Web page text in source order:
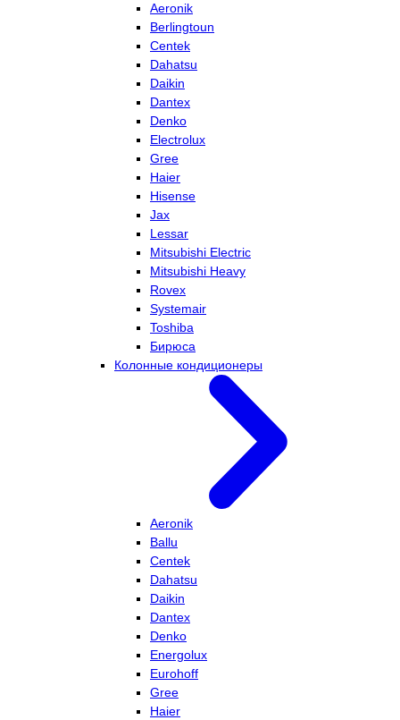
Aeronik
Berlingtoun
Centek
Dahatsu
Daikin
Dantex
Denko
Electrolux
Gree
Haier
Hisense
Jax
Lessar
Mitsubishi Electric
Mitsubishi Heavy
Rovex
Systemair
Toshiba
Бирюса
Колонные кондиционеры
Aeronik
Ballu
Centek
Dahatsu
Daikin
Dantex
Denko
Energolux
Eurohoff
Gree
Haier